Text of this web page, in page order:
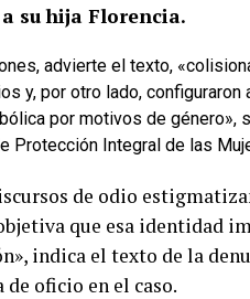
su hija Florencia.
advierte el texto,
y, por otro lado,
por motivos de género»,
Protección Integral de las
de odio
que esa identidad
indica el texto de la
de oficio en el caso.